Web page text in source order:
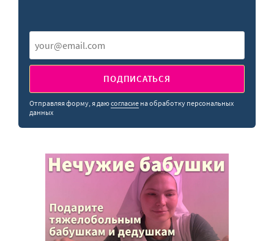
ПОДПИСАТЬСЯ
Отправляя форму, я даюсогласие на обработку персональных
данных